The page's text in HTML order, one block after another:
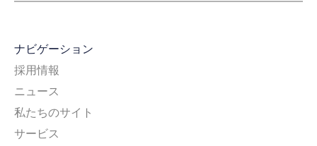
ナビゲーション
採用情報
ニュース
私たちのサイト
サービス